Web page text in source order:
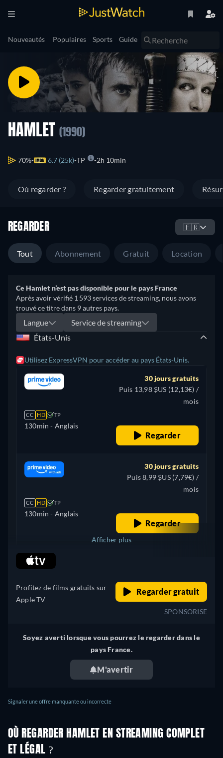
Nouveautés Populaires Sports Guide
HAMLET (1990)
70% 6.7 (25k) TP 2h 10min
Où regarder ? Regarder gratuitement
REGARDER 🇫🇷
Tout Abonnement Gratuit Location
Ce Hamlet n’est pas disponible pour le pays France
Après avoir vérifié 1 593 services de streaming, nous avons
trouvé ce titre dans 9 autres pays.
Langue
Service de streaming
États-Unis
Utilisez ExpressVPN pour accéder au pays États-Unis.
CC HD TP
130min - Anglais
30 jours gratuits
Puis 13,98 $US (12,13€) /
mois
Regarder
CC HD TP
130min - Anglais
30 jours gratuits
Puis 8,99 $US (7,79€) /
mois
Regarder
Italie
Afficher plus
Profitez de films gratuits sur
Apple TV
Regarder gratuit
SPONSORISE
Soyez averti lorsque vous pourrez le regarder dans le
pays France.
M'avertir
Signaler une offre manquante ou incorrecte
OÙ REGARDER HAMLET EN STREAMING COMPLET
ET LÉGAL ?